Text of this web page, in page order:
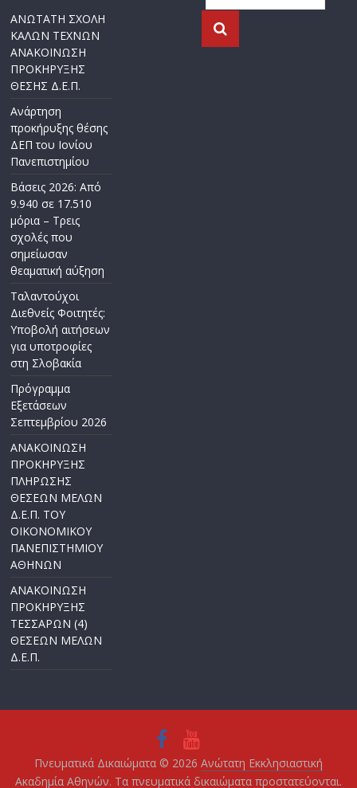
ΑΝΩΤΑΤΗ ΣΧΟΛΗ
ΚΑΛΩΝ ΤΕΧΝΩΝ
ΑΝΑΚΟΙΝΩΣΗ
ΠΡΟΚΗΡΥΞΗΣ
ΘΕΣΗΣ Δ.Ε.Π.
Ανάρτηση
προκήρυξης θέσης
ΔΕΠ του Ιονίου
Πανεπιστημίου
Βάσεις 2026: Από
9.940 σε 17.510
μόρια – Τρεις
σχολές που
σημείωσαν
θεαματική αύξηση
Ταλαντούχοι
Διεθνείς Φοιτητές:
Υποβολή αιτήσεων
για υποτροφίες
στη Σλοβακία
Πρόγραμμα
Εξετάσεων
Σεπτεμβρίου 2026
ΑΝΑΚΟΙΝΩΣΗ
ΠΡΟΚΗΡΥΞΗΣ
ΠΛΗΡΩΣΗΣ
ΘΕΣΕΩΝ ΜΕΛΩΝ
Δ.Ε.Π. ΤΟΥ
ΟΙΚΟΝΟΜΙΚΟΥ
ΠΑΝΕΠΙΣΤΗΜΙΟΥ
ΑΘΗΝΩΝ
ΑΝΑΚΟΙΝΩΣΗ
ΠΡΟΚΗΡΥΞΗΣ
ΤΕΣΣΑΡΩΝ (4)
ΘΕΣΕΩΝ ΜΕΛΩΝ
Δ.Ε.Π.
Πνευματικά Δικαιώματα © 2026 Ανώτατη Εκκλησιαστική
Ακαδημία Αθηνών. Τα πνευματικά δικαιώματα προστατεύονται.